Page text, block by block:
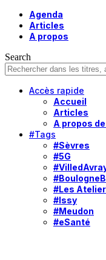
Agenda
Articles
A propos
Search
Accès rapide
Accueil
Articles
A propos
#Tags
#Sèvres
#5G
#Les
#Issy
#Meudon
#eSanté